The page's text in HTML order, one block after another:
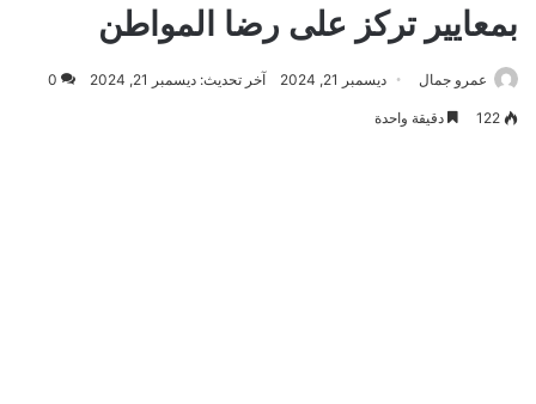
بمعايير تركز على رضا المواطن
عمرو جمال ديسمبر 21, 2024 آخر تحديث: ديسمبر 21, 2024 0
122 دقيقة واحدة